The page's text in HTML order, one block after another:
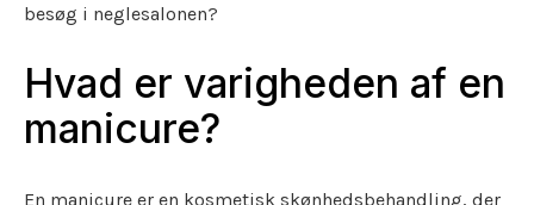
besøg i neglesalonen?
Hvad er varigheden af en
manicure?
En manicure er en kosmetisk skønhedsbehandling, der